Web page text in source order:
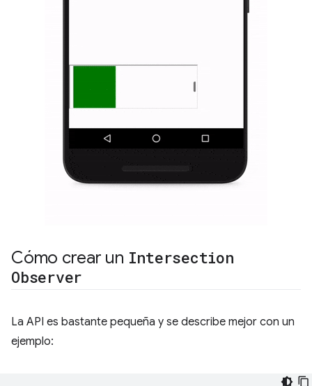
Cómo crear un Intersection
Observer
La API es bastante pequeña y se describe mejor con un
ejemplo: